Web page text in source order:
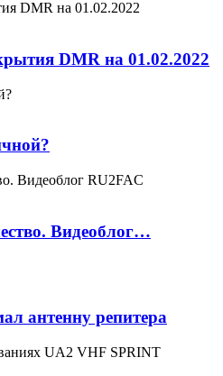
DMR на 01.02.2022
Видеоблог…
антенну репитера